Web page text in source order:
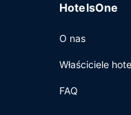
HotelsOne
O nas
Właściciele
FAQ